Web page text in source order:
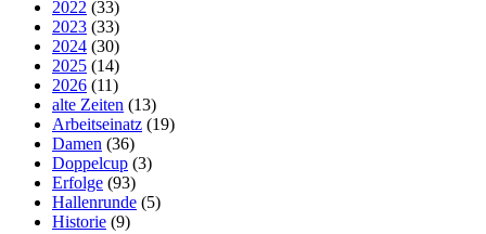
2022 (33)
2023 (33)
2024 (30)
2025 (14)
2026 (11)
alte Zeiten (13)
Arbeitseinatz (19)
Damen (36)
Doppelcup (3)
Erfolge (93)
Hallenrunde (5)
Historie (9)